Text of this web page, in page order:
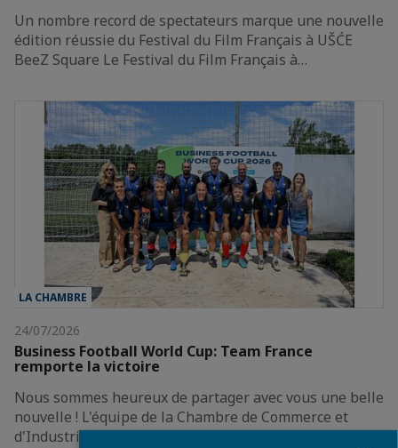
Un nombre record de spectateurs marque une nouvelle
édition réussie du Festival du Film Français à UŠĆE
BeeZ Square Le Festival du Film Français à…
LA CHAMBRE
24/07/2026
Business Football World Cup: Team France
remporte la victoire
Nous sommes heureux de partager avec vous une belle
nouvelle ! L'équipe de la Chambre de Commerce et
d'Industrie France-Serbie, qui représentait la…